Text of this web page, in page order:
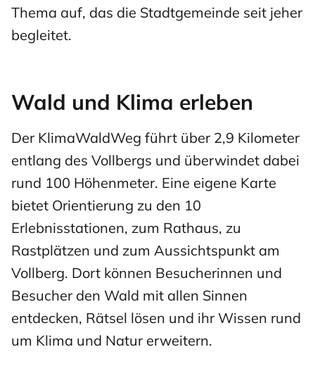
Thema auf, das die Stadtgemeinde seit jeher
begleitet.
Wald und Klima erleben
Der KlimaWaldWeg führt über 2,9 Kilometer
entlang des Vollbergs und überwindet dabei
rund 100 Höhenmeter. Eine eigene Karte
bietet Orientierung zu den 10
Erlebnisstationen, zum Rathaus, zu
Rastplätzen und zum Aussichtspunkt am
Vollberg. Dort können Besucherinnen und
Besucher den Wald mit allen Sinnen
entdecken, Rätsel lösen und ihr Wissen rund
um Klima und Natur erweitern.